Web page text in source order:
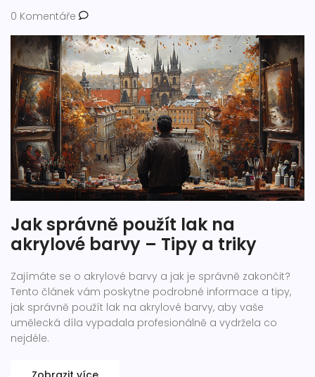
0 Komentáře
Jak správně použít lak na
akrylové barvy – Tipy a triky
Zajímáte se o akrylové barvy a jak je správně zakončit?
Tento článek vám poskytne podrobné informace a tipy,
jak správně použít lak na akrylové barvy, aby vaše
umělecká díla vypadala profesionálně a vydržela co
nejdéle.